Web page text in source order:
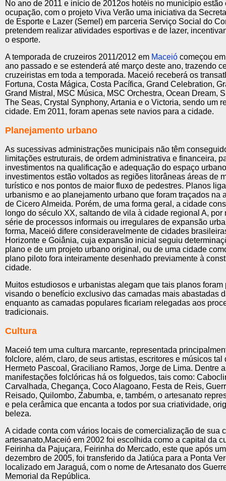
No ano de 2011 e início de 2012os hotéis no município estão
ocupação, com o projeto Viva Verão uma iniciativa da
de Esporte e Lazer (Semel) em parceria Serviço Social do
pretendem realizar atividades esportivas e de lazer,
o esporte.
A temporada de cruzeiros 2011/2012 em Maceió começou
ano passado e se estenderá até março deste ano, trazendo
cruzeiristas em toda a temporada. Maceió receberá os
Fortuna, Costa Mágica, Costa Pacífica, Grand Celebration,
Grand Mistral, MSC Música, MSC Orchestra, Ocean Dream,
The Seas, Crystal Synphony, Artania e o Victoria, sendo um
cidade. Em 2011, foram apenas sete navios para a cidade.
Planejamento urbano
As sucessivas administrações municipais não têm
limitações estruturais, de ordem administrativa e financeira,
investimentos na qualificação e adequação do espaço
investimentos estão voltados as regiões litorâneas áreas de
turístico e nos pontos de maior fluxo de pedestres. Planos
urbanismo e ao planejamento urbano que foram traçados na
de Cicero Almeida. Porém, de uma forma geral, a cidade
longo do século XX, saltando de vila à cidade regional A, por
série de processos informais ou irregulares de expansão
forma, Maceió difere consideravelmente de cidades
Horizonte e Goiânia, cuja expansão inicial seguiu
plano e de um projeto urbano original, ou de uma cidade
plano piloto fora inteiramente desenhado previamente à
cidade.
Muitos estudiosos e urbanistas alegam que tais planos foram
visando o benefício exclusivo das camadas mais abastadas
enquanto as camadas populares ficariam relegadas aos
tradicionais.
Cultura
Maceió tem uma cultura marcante, representada
folclore, além, claro, de seus artistas, escritores e músicos tal
Hermeto Pascoal, Graciliano Ramos, Jorge de Lima. Dentre
manifestações folclóricas há os folguedos, tais como:
Carvalhada, Chegança, Coco Alagoano, Festa de Reis,
Reisado, Quilombo, Zabumba, e, também, o artesanato
e pela cerâmica que encanta a todos por sua criatividade,
beleza.
A cidade conta com vários locais de comercialização de sua
artesanato,Maceió em 2002 foi escolhida como a capital da
Feirinha da Pajuçara, Feirinha do Mercado, este que após
dezembro de 2005, foi transferido da Jatiúca para a Ponta
localizado em Jaraguá, com o nome de Artesanato dos
Memorial da República.